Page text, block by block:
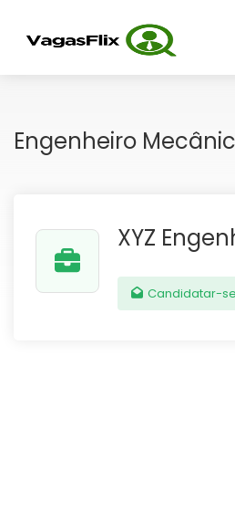
Engenheiro
XYZ
Candidatar-